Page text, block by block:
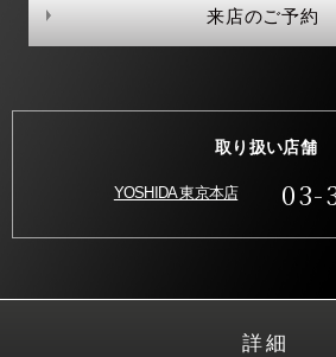
来店のご予約
取り扱い店舗
YOSHIDA 東京本店 03-
詳細